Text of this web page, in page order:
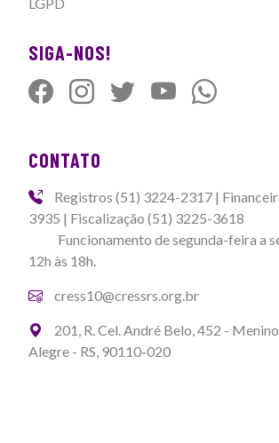
SIGA-NOS!
CONTATO
Registros (51) 3224-2317 |
3935 | Fiscalização (51) 3225-3618
Funcionamento de segunda-feira a
12h às 18h.
cress10@cressrs.org.br
201, R. Cel. André Belo, 452 -
Alegre - RS, 90110-020